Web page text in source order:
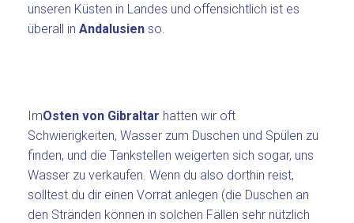
unseren Küsten in Landes und offensichtlich ist es
überall inAndalusien so.
ImOsten von Gibraltar hatten wir oft
Schwierigkeiten, Wasser zum Duschen und Spülen zu
finden, und die Tankstellen weigerten sich sogar, uns
Wasser zu verkaufen. Wenn du also dorthin reist,
solltest du dir einen Vorrat anlegen (die Duschen an
den Stränden können in solchen Fällen sehr nützlich